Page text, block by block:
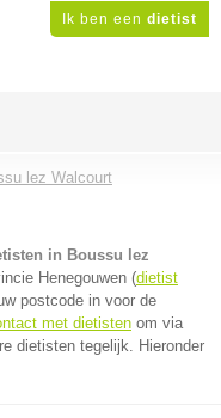
Ik ben een dietist
lez Walcourt
in Boussu lez
Henegouwen (dietist
postcode in voor de
met dietisten om via
dietisten tegelijk. Hieronder